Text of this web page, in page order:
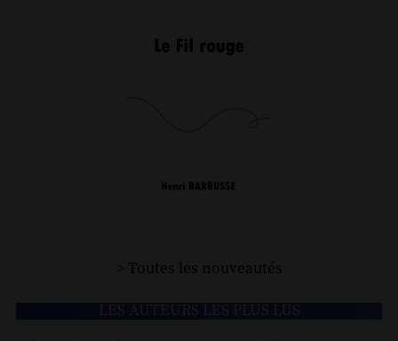
> Toutes les nouveautés